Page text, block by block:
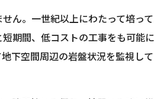
ん。一世紀以上にわたって培っ
期間、低コストの工事をも可能
下空間周辺の岩盤状況を監視し